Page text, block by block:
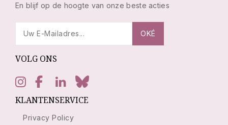
En blijf op de hoogte van onze beste acties
VOLG ONS
KLANTENSERVICE
Privacy Policy